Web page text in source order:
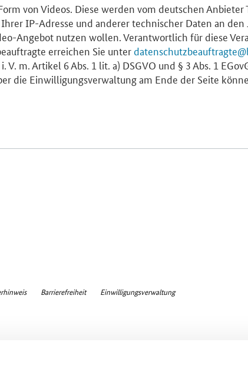
von Videos. Diese werden vom deutschen
IP-Adresse und anderer technischer Daten an den
Angebot nutzen wollen. Verantwortlich für diese
erreichen Sie unter
m. Artikel 6 Abs. 1 lit. a) DSGVO und § 3 Abs. 1
Einwilligungsverwaltung am Ende der Seite
Barrierefreiheit Einwilligungsverwaltung